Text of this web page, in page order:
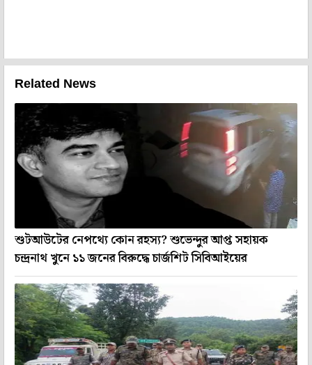
Related News
শুটআউটের নেপথ্যে কোন রহস্য? শুভেন্দুর আপ্ত সহায়ক
চন্দ্রনাথ খুনে ১১ জনের বিরুদ্ধে চার্জশিট সিবিআইয়ের